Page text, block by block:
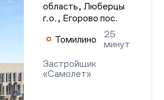
область, Люберцы
г.о., Егорово пос.
Томилино
25
минут
Застройщик
«Самолет»